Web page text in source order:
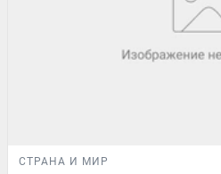
СТРАНА И МИР